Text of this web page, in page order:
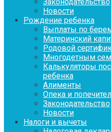
Новости
Рождение ребенка
Выплаты по
Материнский
Родовой
Многодетным
Калькуляторы
ребенка
Алименты
Опека и
Законодательство
Новости
Налоги и вычеты